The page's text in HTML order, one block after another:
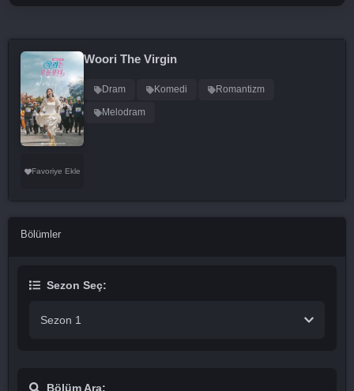
Favoriye Ekle
Woori The Virgin
Dram Komedi Romantizm
Melodram
Bölümler
Sezon Seç:
Sezon 1
Bölüm Ara: